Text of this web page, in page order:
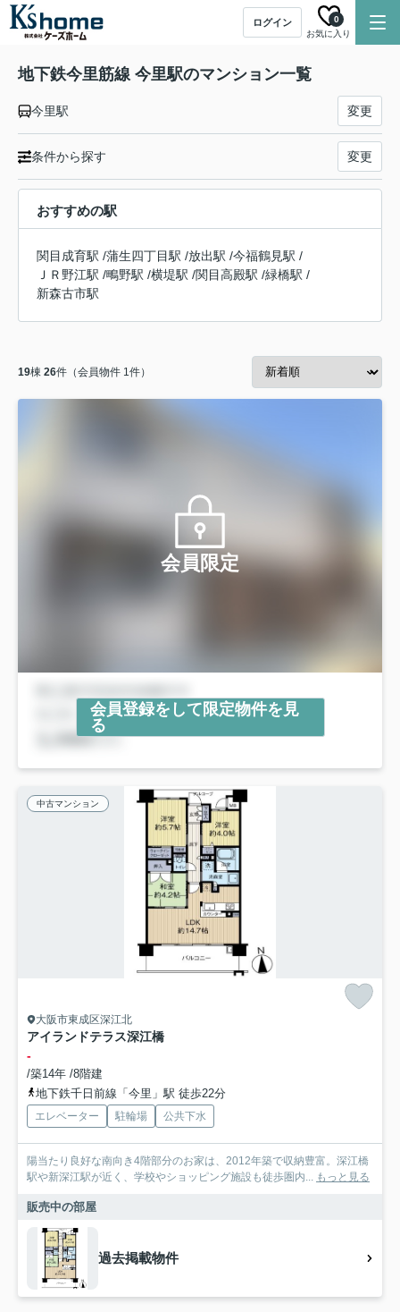
ログイン
お気に入り
0
地下鉄今里筋線 今里駅のマンション一覧
今里駅 変更
条件から探す 変更
おすすめの駅
関目成育駅 /蒲生四丁目駅 /放出駅 /今福鶴見駅 /
ＪＲ野江駅 /鴫野駅 /横堤駅 /関目高殿駅 /緑橋駅 /
新森古市駅
19棟 26件（会員物件 1件）
会員限定
会員登録をして限定物件を見
る
中古マンション
大阪市東成区深江北
アイランドテラス深江橋
-
/築14年 /8階建
地下鉄千日前線「今里」駅 徒歩22分
エレベーター 駐輪場 公共下水
陽当たり良好な南向き4階部分のお家は、2012年築で収納豊富。深江橋
駅や新深江駅が近く、学校やショッピング施設も徒歩圏内... もっと見る
販売中の部屋
過去掲載物件